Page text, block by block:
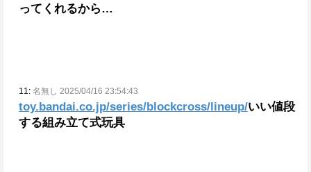
ってくれるから…
11: 名無し 2025/04/16 23:54:43
toy.bandai.co.jp/series/blockcross/lineup/いい値段
する組み立て式玩具